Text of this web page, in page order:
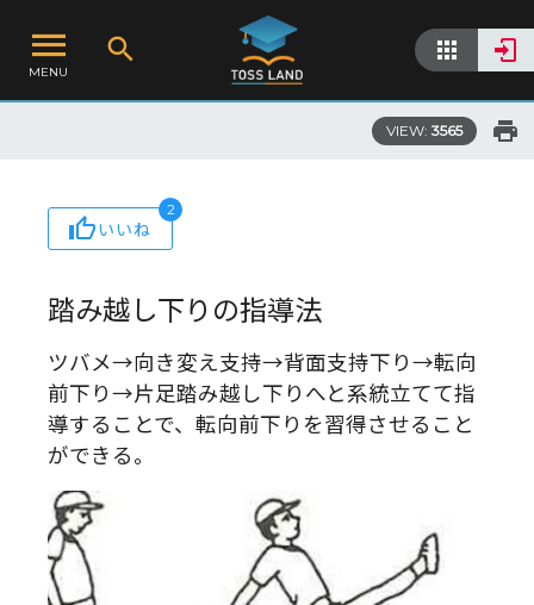
MENU
VIEW: 3565
いいね
2
踏み越し下りの指導法
ツバメ→向き変え支持→背面支持下り→転向
前下り→片足踏み越し下りへと系統立てて指
導することで、転向前下りを習得させること
ができる。